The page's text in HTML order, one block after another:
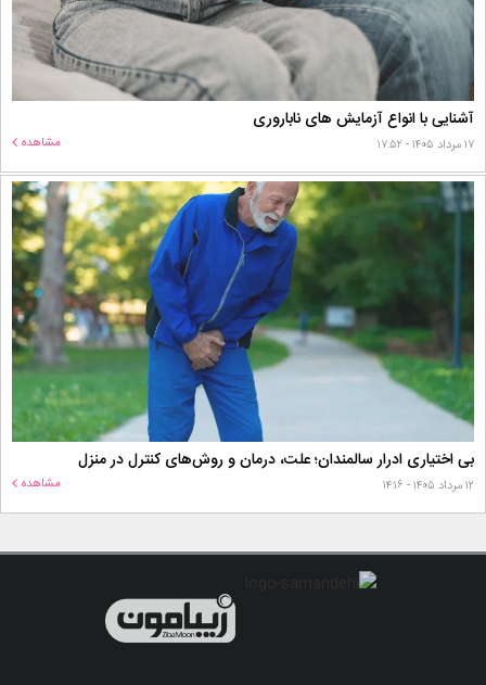
آشنایی با انواع آزمایش های ناباروری
۱۷ مرداد ۱۴۰۵ - ۱۷:۵۲ مشاهده
بی اختیاری ادرار سالمندان؛ علت، درمان و روش‌های کنترل در منزل
۱۲ مرداد ۱۴۰۵ - ۱۴:۱۶ مشاهده